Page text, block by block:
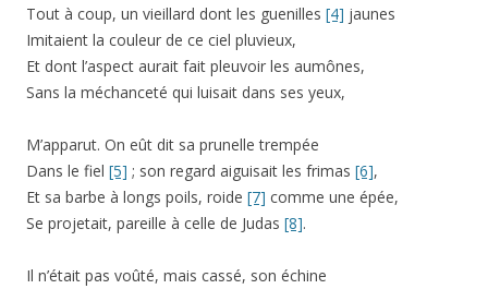
Tout à coup, un vieillard dont les guenilles [4] jaunes
Imitaient la couleur de ce ciel pluvieux,
Et dont l’aspect aurait fait pleuvoir les aumônes,
Sans la méchanceté qui luisait dans ses yeux,
M’apparut. On eût dit sa prunelle trempée
Dans le fiel [5] ; son regard aiguisait les frimas [6],
Et sa barbe à longs poils, roide [7] comme une épée,
Se projetait, pareille à celle de Judas [8].
Il n’était pas voûté, mais cassé, son échine